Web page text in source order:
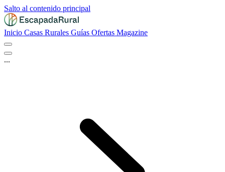
Salto al contenido principal
Inicio Casas Rurales Guías Ofertas Magazine
...